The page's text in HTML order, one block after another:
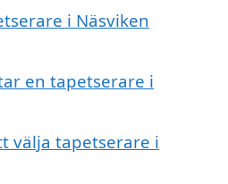
i Näsviken
en tapetserare i
välja tapetserare i